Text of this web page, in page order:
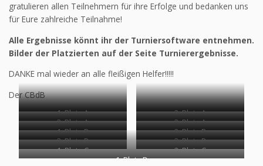
gratulieren allen Teilnehmern für ihre Erfolge und bedanken uns
für Eure zahlreiche Teilnahme!
Alle Ergebnisse könnt ihr der Turniersoftware entnehmen.
Bilder der Platzierten auf der Seite Turnierergebnisse.
DANKE mal wieder an alle fleißigen Helfer!!!!!
Der CBdB
1. Platz A
2. Platz A
3. Platz A
3. Platz A
1. Platz B
2. Platz B
3. Platz B
3. Platz B
1. Platz C
2. Platz C
1. Platz D